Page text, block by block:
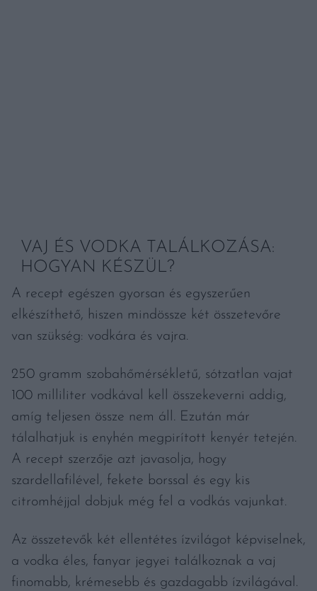
VAJ ÉS VODKA TALÁLKOZÁSA:
HOGYAN KÉSZÜL?
A recept egészen gyorsan és egyszerűen
elkészíthető, hiszen mindössze két összetevőre
van szükség: vodkára és vajra.
250 gramm szobahőmérsékletű, sótzatlan vajat
100 milliliter vodkával kell összekeverni addig,
amíg teljesen össze nem áll. Ezután már
tálalhatjuk is enyhén megpirított kenyér tetején.
A recept szerzője azt javasolja, hogy
szardellafilével, fekete borssal és egy kis
citromhéjjal dobjuk még fel a vodkás vajunkat.
Az összetevők két ellentétes ízvilágot képviselnek,
a vodka éles, fanyar jegyei találkoznak a vaj
finomabb, krémesebb és gazdagabb ízvilágával.